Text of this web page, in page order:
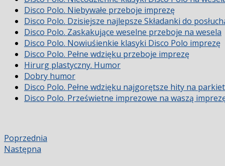
Disco Polo. Niebywałe przeboje imprezę
Disco Polo. Dzisiejsze najlepsze Składanki do
Disco Polo. Zaskakujące weselne przeboje na wesela
Disco Polo. Nowiuśienkie klasyki Disco Polo imprezę
Disco Polo. Pełne wdzięku przeboje imprezę
Hirurg plastyczny. Humor
Dobry humor
Disco Polo. Pełne wdzięku najgorętsze hity na parkiet
Disco Polo. Prześwietne imprezowe na waszą
Poprzednia
Następna